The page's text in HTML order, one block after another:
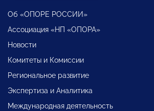
Об «ОПОРЕ РОССИИ»
Ассоциация «НП «ОПОРА»
Новости
Комитеты и Комиссии
Региональное развитие
Экспертиза и Аналитика
Международная деятельность